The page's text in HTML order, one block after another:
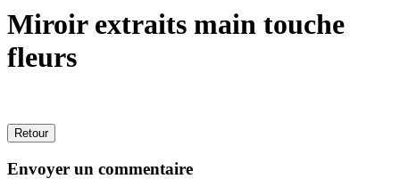
Miroir extraits main touche
fleurs
Retour
Envoyer un commentaire